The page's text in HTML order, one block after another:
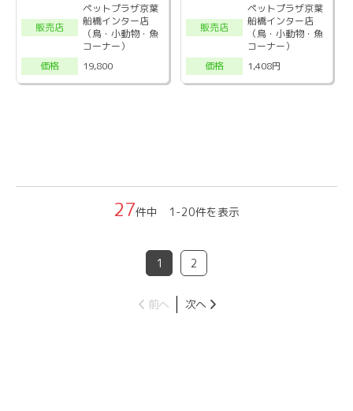
販売店
ペットプラザ京葉
船橋インター店
（鳥・小動物・魚
コーナー）
価格
19,800
販売店
ペットプラザ京葉
船橋インター店
（鳥・小動物・魚
コーナー）
価格
1,408円
27件中 1-20件を表示
1 2
前へ 次へ